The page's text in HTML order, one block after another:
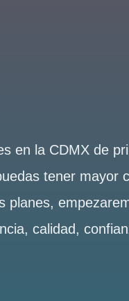
en la CDMX de
tener mayor
planes,
calidad,